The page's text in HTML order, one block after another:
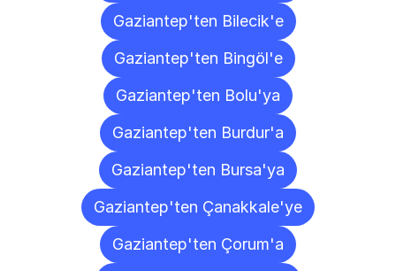
Gaziantep'ten Bilecik'e
Gaziantep'ten Bingöl'e
Gaziantep'ten Bolu'ya
Gaziantep'ten Burdur'a
Gaziantep'ten Bursa'ya
Gaziantep'ten Çanakkale'ye
Gaziantep'ten Çorum'a